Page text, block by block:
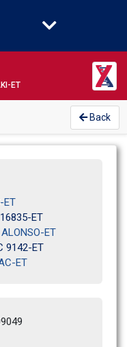
ET
Back
ET
ET
ET
9142-ET
ET